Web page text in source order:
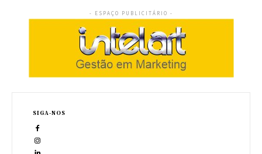
- ESPAÇO PUBLICITÁRIO -
SIGA-NOS